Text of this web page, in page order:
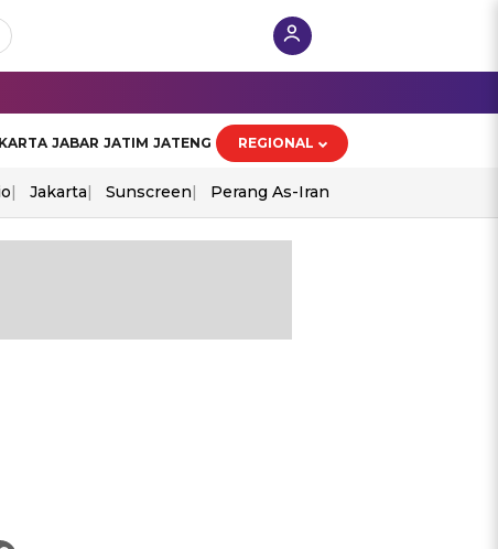
JABAR JATIM JATENG REGIONAL
Jakarta Sunscreen Perang As-Iran